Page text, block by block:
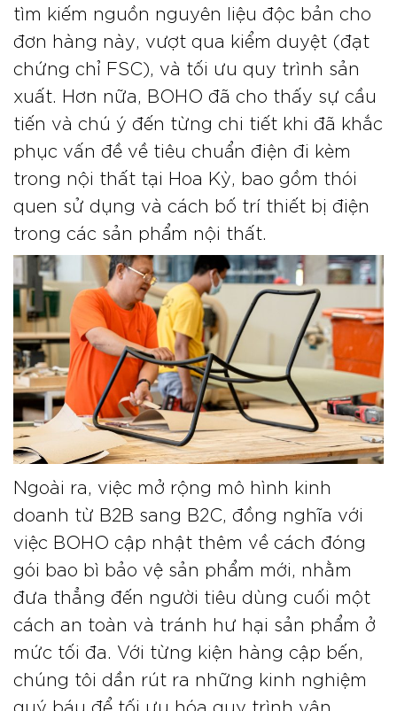
tìm kiếm nguồn nguyên liệu độc bản cho
đơn hàng này, vượt qua kiểm duyệt (đạt
chứng chỉ FSC), và tối ưu quy trình sản
xuất. Hơn nữa, BOHO đã cho thấy sự cầu
tiến và chú ý đến từng chi tiết khi đã khắc
phục vấn đề về tiêu chuẩn điện đi kèm
trong nội thất tại Hoa Kỳ, bao gồm thói
quen sử dụng và cách bố trí thiết bị điện
trong các sản phẩm nội thất.
Ngoài ra, việc mở rộng mô hình kinh
doanh từ B2B sang B2C, đồng nghĩa với
việc BOHO cập nhật thêm về cách đóng
gói bao bì bảo vệ sản phẩm mới, nhằm
đưa thẳng đến người tiêu dùng cuối một
cách an toàn và tránh hư hại sản phẩm ở
mức tối đa. Với từng kiện hàng cập bến,
chúng tôi dần rút ra những kinh nghiệm
quý báu để tối ưu hóa quy trình vận